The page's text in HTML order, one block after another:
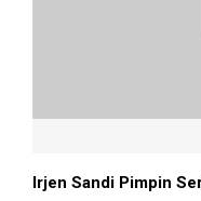
Irjen Sandi Pimpin